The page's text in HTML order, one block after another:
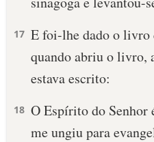
17 E foi-lhe dado o livro
quando abriu o livro,
estava escrito:
18 O Espírito do Senhor
me ungiu para